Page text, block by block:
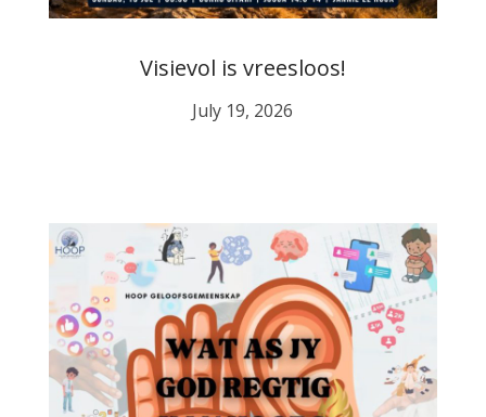
Visievol is vreesloos!
July 19, 2026